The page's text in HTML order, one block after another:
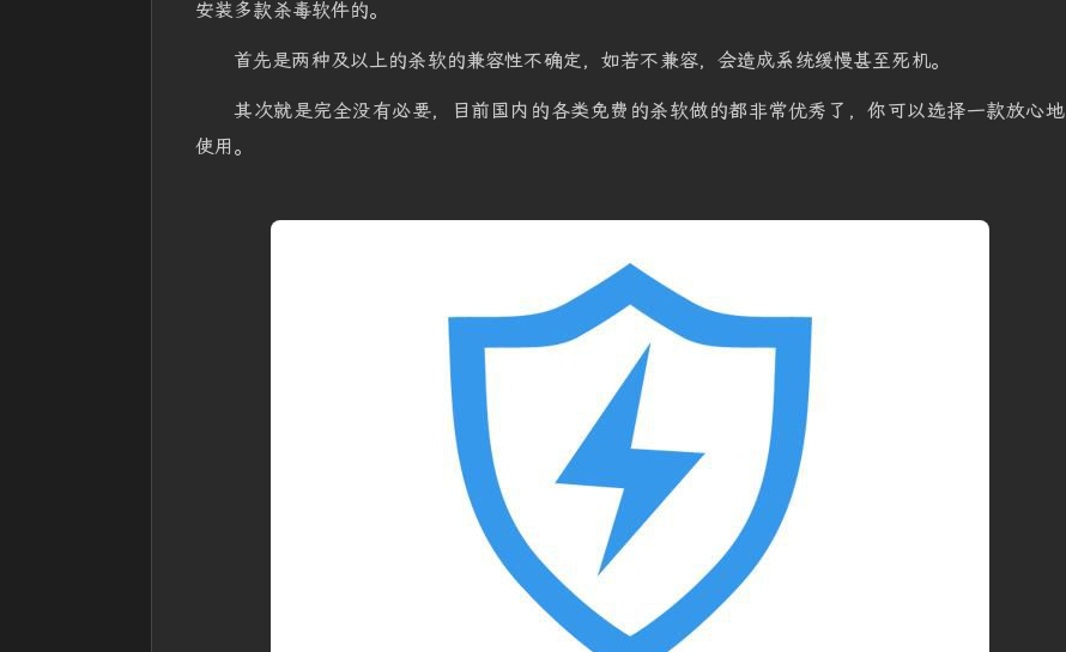
安装多款杀毒软件的。
首先是两种及以上的杀软的兼容性不确定，如若不兼容，会造成系统缓慢甚至死机。
其次就是完全没有必要，目前国内的各类免费的杀软做的都非常优秀了，你可以选择一款放心地
使用。